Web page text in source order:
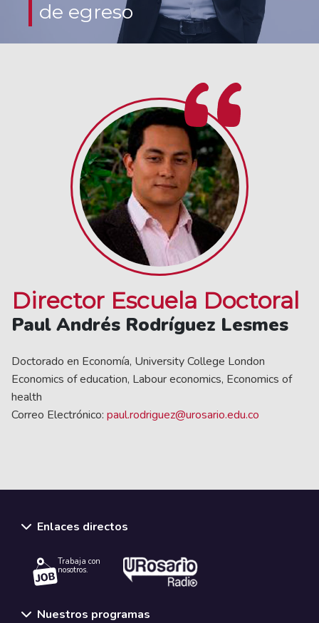
de egreso
Economía de la Universidad del Rosario y lo diferencia de otros
profesionales en éstas disciplinas.
Director Escuela Doctoral
Paul Andrés Rodríguez Lesmes
Doctorado en Economía, University College London
Economics of education, Labour economics, Economics of
health
Correo Electrónico: paul.rodriguez@urosario.edu.co
Enlaces directos
Trabaja con
nosotros.
Nuestros programas